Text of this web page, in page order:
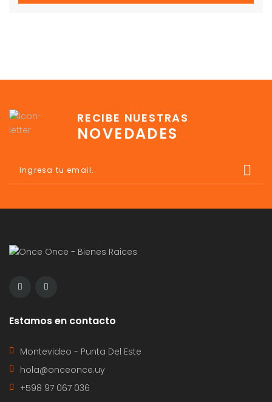
RECIBE NUESTRAS
NOVEDADES
Estamos en contacto
Montevideo - Punta Del Este
hola@onceonce.uy
+598 97 067 036